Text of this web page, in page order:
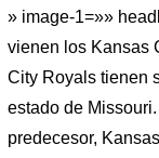
» image-1=»»
vienen los Kansas
City Royals tienen
estado de
predecesor,